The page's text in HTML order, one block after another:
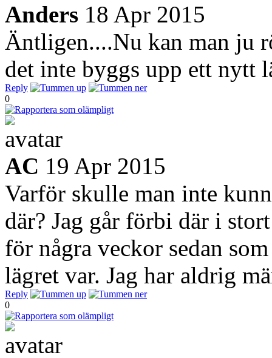
Anders 18 Apr 2015
Äntligen....Nu kan man ju
det inte byggs upp ett nytt
Reply
0
AC 19 Apr 2015
Varför skulle man inte
där? Jag går förbi där i
för några veckor sedan
lägret var. Jag har aldrig
Reply
0